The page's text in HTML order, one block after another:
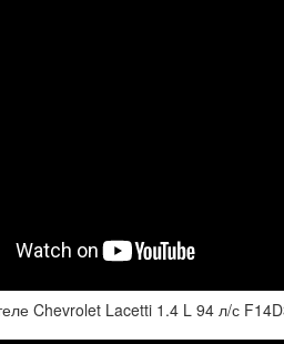
Chevrolet Lacetti 1.4 L 94 л/с